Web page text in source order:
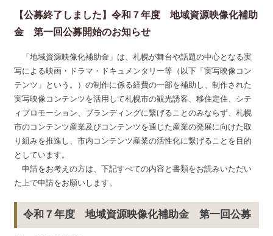
【公募終了しました】令和７年度 地域資源映像化補助
金 第一回公募開始のお知らせ
「地域資源映像化補助金」は、札幌が舞台や話題の中心となる実
写による映画・ドラマ・ドキュメンタリー等（以下「実写映像コン
テンツ」という。）の制作に係る経費の一部を補助し、制作された
実写映像コンテンツを活用して札幌市の観光誘客、移住定住、シテ
ィプロモーション、ブランディングに繋げることのみならず、札幌
市のコンテンツ産業及びコンテンツを通じた産業の発展に向けた取
り組みを推進し、市内コンテンツ産業の活性化に繋げることを目的
としています。
申請をお考えの方は、下記すべての内容と書類をお読みいただい
た上で申請をお願いします。
令和７年度 地域資源映像化補助金 第一回公募